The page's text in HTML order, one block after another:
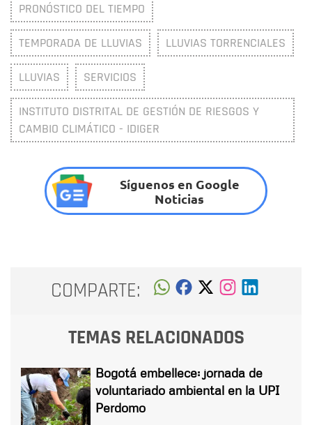
PRONÓSTICO DEL TIEMPO
TEMPORADA DE LLUVIAS LLUVIAS TORRENCIALES
LLUVIAS SERVICIOS
INSTITUTO DISTRITAL DE GESTIÓN DE RIESGOS Y
CAMBIO CLIMÁTICO - IDIGER
Síguenos en Google
Noticias
COMPARTE:
TEMAS RELACIONADOS
Bogotá embellece: jornada de
voluntariado ambiental en la UPI
Perdomo